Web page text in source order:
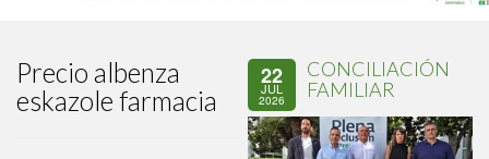
Precio albenza
eskazole farmacia
22
JUL
2026
CONCILIACIÓN
FAMILIAR